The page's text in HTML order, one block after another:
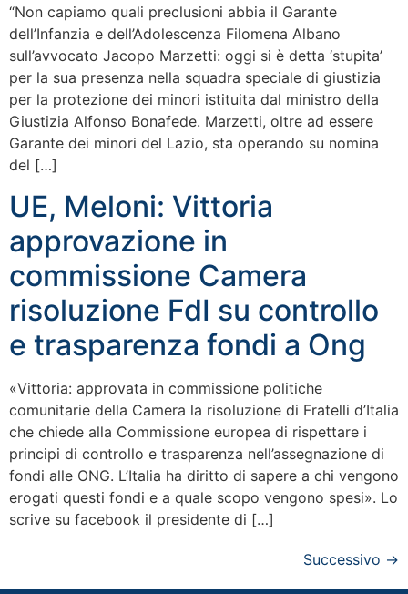
“Non capiamo quali preclusioni abbia il Garante
dell’Infanzia e dell’Adolescenza Filomena Albano
sull’avvocato Jacopo Marzetti: oggi si è detta ‘stupita’
per la sua presenza nella squadra speciale di giustizia
per la protezione dei minori istituita dal ministro della
Giustizia Alfonso Bonafede. Marzetti, oltre ad essere
Garante dei minori del Lazio, sta operando su nomina
del […]
UE, Meloni: Vittoria
approvazione in
commissione Camera
risoluzione FdI su controllo
e trasparenza fondi a Ong
«Vittoria: approvata in commissione politiche
comunitarie della Camera la risoluzione di Fratelli d’Italia
che chiede alla Commissione europea di rispettare i
principi di controllo e trasparenza nell’assegnazione di
fondi alle ONG. L’Italia ha diritto di sapere a chi vengono
erogati questi fondi e a quale scopo vengono spesi». Lo
scrive su facebook il presidente di […]
Successivo →